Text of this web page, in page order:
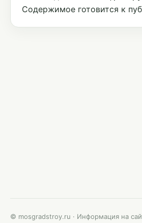
Содержимое готовится к
© mosgradstroy.ru · Информация на